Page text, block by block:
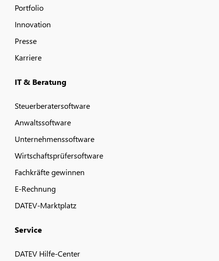
Portfolio
Innovation
Presse
Karriere
IT & Beratung
Steuerberatersoftware
Anwaltssoftware
Unternehmenssoftware
Wirtschaftsprüfersoftware
Fachkräfte gewinnen
E-Rechnung
DATEV-Marktplatz
Service
DATEV Hilfe-Center